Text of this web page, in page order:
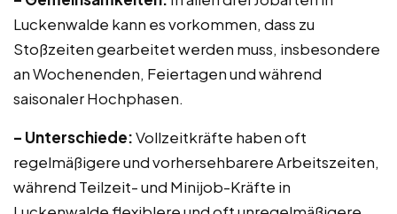
Luckenwalde kann es vorkommen, dass zu
Stoßzeiten gearbeitet werden muss, insbesondere
an Wochenenden, Feiertagen und während
saisonaler Hochphasen.
– Unterschiede:Vollzeitkräfte haben oft
regelmäßigere und vorhersehbarere Arbeitszeiten,
während Teilzeit- und Minijob-Kräfte in